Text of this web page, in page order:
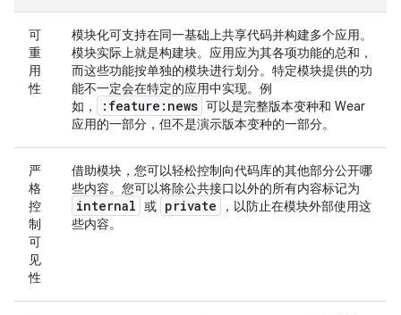
可
重
用
性
模块化可支持在同一基础上共享代码并构建多个应用。
模块实际上就是构建块。应用应为其各项功能的总和，
而这些功能按单独的模块进行划分。特定模块提供的功
能不一定会在特定的应用中实现。例
如，
:feature:news 可以是完整版本变种和 Wear
应用的一部分，但不是演示版本变种的一部分。
严
格
控
制
可
见
性
借助模块，您可以轻松控制向代码库的其他部分公开哪
些内容。您可以将除公共接口以外的所有内容标记为
internal 或 private
，以防止在模块外部使用这
些内容。